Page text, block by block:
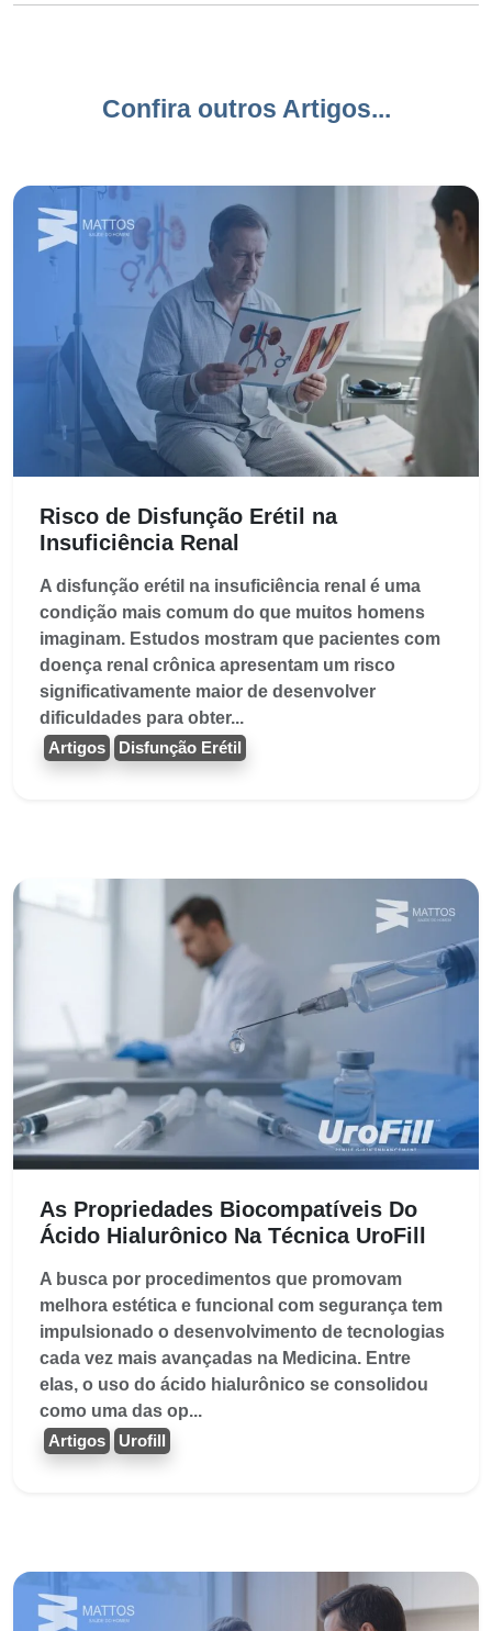
Confira outros Artigos...
Risco de Disfunção Erétil na
Insuficiência Renal
A disfunção erétil na insuficiência renal é uma
condição mais comum do que muitos homens
imaginam. Estudos mostram que pacientes com
doença renal crônica apresentam um risco
significativamente maior de desenvolver
dificuldades para obter...
Artigos Disfunção Erétil
As Propriedades Biocompatíveis Do
Ácido Hialurônico Na Técnica UroFill
A busca por procedimentos que promovam
melhora estética e funcional com segurança tem
impulsionado o desenvolvimento de tecnologias
cada vez mais avançadas na Medicina. Entre
elas, o uso do ácido hialurônico se consolidou
como uma das op...
Artigos Urofill